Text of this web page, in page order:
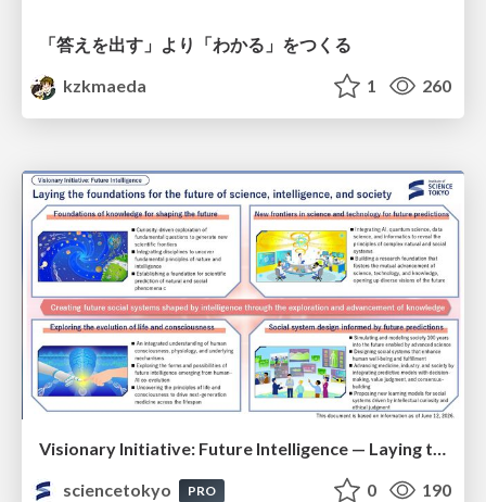
「答えを出す」より「わかる」をつくる
kzkmaeda
1 260
Visionary Initiative: Future Intelligence — Laying the foundations for the future of science, intelligence, and society | Science Tokyo
sciencetokyo
PRO 0 190